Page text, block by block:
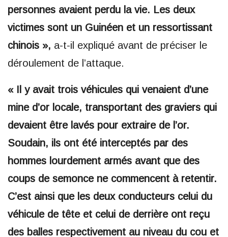
personnes avaient perdu la vie. Les deux
victimes sont un Guinéen et un ressortissant
chinois », a-t-il expliqué avant de préciser le
déroulement de l’attaque.
« Il y avait trois véhicules qui venaient d’une
mine d’or locale, transportant des graviers qui
devaient être lavés pour extraire de l’or.
Soudain, ils ont été interceptés par des
hommes lourdement armés avant que des
coups de semonce ne commencent à retentir.
C’est ainsi que les deux conducteurs celui du
véhicule de tête et celui de derrière ont reçu
des balles respectivement au niveau du cou et